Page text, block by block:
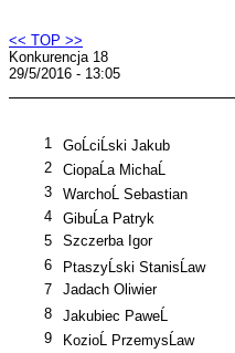
<< TOP >>
Konkurencja 18
29/5/2016 - 13:05
1 GoĹciĹski Jakub
2
CiopaĹa MichaĹ
3
WarchoĹ Sebastian
4
GibuĹa Patryk
5
Szczerba Igor
6
PtaszyĹski StanisĹaw
7
Jadach Oliwier
8
Jakubiec PaweĹ
9
KozioĹ PrzemysĹaw